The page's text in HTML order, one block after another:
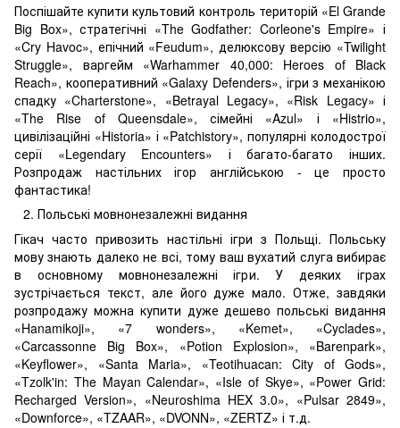
Поспішайте купити культовий контроль територій «El Grande
Big Box», стратегічні «The Godfather: Corleone's Empire» і
«Cry Havoc», епічний «Feudum», делюксову версію «Twilight
Struggle», варгейм «Warhammer 40,000: Heroes of Black
Reach», кооперативний «Galaxy Defenders», ігри з механікою
спадку «Charterstone», «Betrayal Legacy», «Risk Legacy» і
«The Rise of Queensdale», сімейні «Azul» і «Histrio»,
цивілізаційні «Historia» і «Patchistory», популярні колодострої
серії «Legendary Encounters» і багато-багато інших.
Розпродаж настільних ігор англійською - це просто
фантастика!
Польські мовнонезалежні видання
Гікач часто привозить настільні ігри з Польщі. Польську
мову знають далеко не всі, тому ваш вухатий слуга вибирає
в основному мовнонезалежні ігри. У деяких іграх
зустрічається текст, але його дуже мало. Отже, завдяки
розпродажу можна купити дуже дешево польські видання
«Hanamikoji», «7 wonders», «Kemet», «Cyclades»,
«Carcassonne Big Box», «Potion Explosion», «Barenpark»,
«Keyflower», «Santa Maria», «Teotihuacan: City of Gods»,
«Tzolk'in: The Mayan Calendar», «Isle of Skye», «Power Grid:
Recharged Version», «Neuroshima HEX 3.0», «Pulsar 2849»,
«Downforce», «TZAAR», «DVONN», «ZERTZ» і т.д.